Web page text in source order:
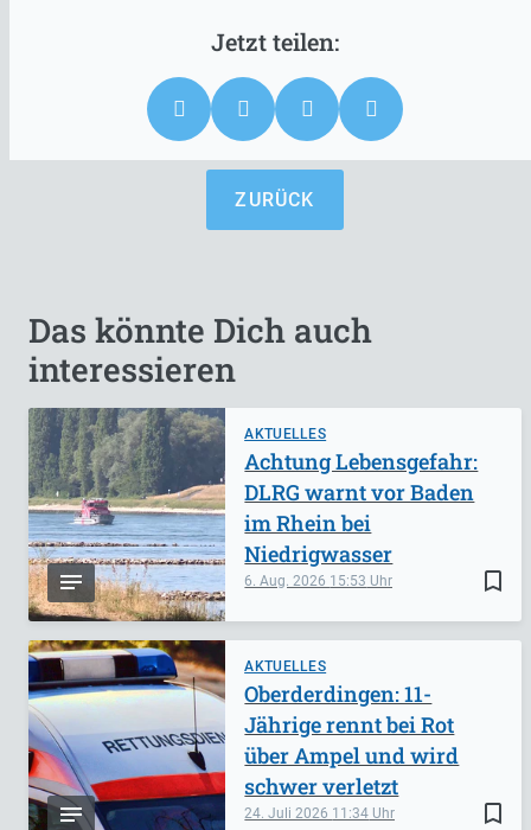
ZURÜCK
Das könnte Dich auch
interessieren
AKTUELLES
bookmark_border
6. Aug. 2026 15:53
Achtung Lebensgefahr:
DLRG warnt vor Baden
im Rhein bei
Niedrigwasser
AKTUELLES
bookmark_border
24. Juli 2026 11:34
Oberderdingen: 11-
Jährige rennt bei Rot
über Ampel und wird
schwer verletzt